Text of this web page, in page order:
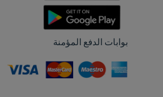
بوابات الدفع المؤمنة